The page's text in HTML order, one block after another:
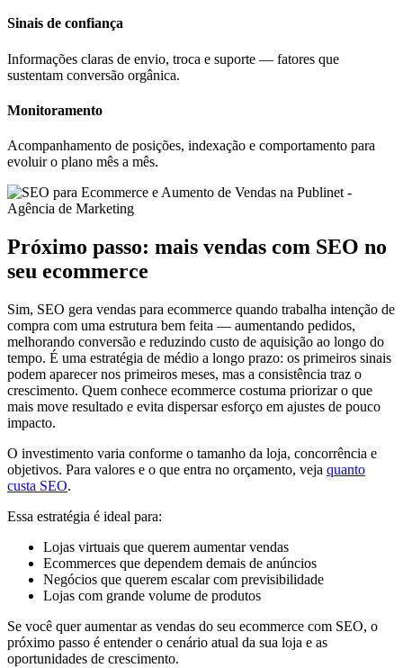
Sinais de confiança
Informações claras de envio, troca e suporte — fatores que
sustentam conversão orgânica.
Monitoramento
Acompanhamento de posições, indexação e comportamento para
evoluir o plano mês a mês.
Próximo passo: mais vendas com SEO no
seu ecommerce
Sim, SEO gera vendas para ecommerce quando trabalha intenção de
compra com uma estrutura bem feita — aumentando pedidos,
melhorando conversão e reduzindo custo de aquisição ao longo do
tempo. É uma estratégia de médio a longo prazo: os primeiros sinais
podem aparecer nos primeiros meses, mas a consistência traz o
crescimento. Quem conhece ecommerce costuma priorizar o que
mais move resultado e evita dispersar esforço em ajustes de pouco
impacto.
O investimento varia conforme o tamanho da loja, concorrência e
objetivos. Para valores e o que entra no orçamento, veja quanto
custa SEO.
Essa estratégia é ideal para:
Lojas virtuais que querem aumentar vendas
Ecommerces que dependem demais de anúncios
Negócios que querem escalar com previsibilidade
Lojas com grande volume de produtos
Se você quer aumentar as vendas do seu ecommerce com SEO, o
próximo passo é entender o cenário atual da sua loja e as
oportunidades de crescimento.